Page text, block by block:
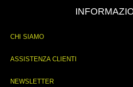
CHI SIAMO
ASSISTENZA CLIENTI
NEWSLETTER